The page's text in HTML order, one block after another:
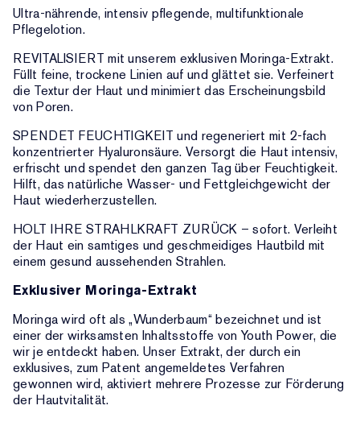
Ultra-nährende, intensiv pflegende, multifunktionale
Pflegelotion.
REVITALISIERT mit unserem exklusiven Moringa-Extrakt.
Füllt feine, trockene Linien auf und glättet sie. Verfeinert
die Textur der Haut und minimiert das Erscheinungsbild
von Poren.
SPENDET FEUCHTIGKEIT und regeneriert mit 2-fach
konzentrierter Hyaluronsäure. Versorgt die Haut intensiv,
erfrischt und spendet den ganzen Tag über Feuchtigkeit.
Hilft, das natürliche Wasser- und Fettgleichgewicht der
Haut wiederherzustellen.
HOLT IHRE STRAHLKRAFT ZURÜCK – sofort. Verleiht
der Haut ein samtiges und geschmeidiges Hautbild mit
einem gesund aussehenden Strahlen.
Exklusiver Moringa-Extrakt
Moringa wird oft als „Wunderbaum“ bezeichnet und ist
einer der wirksamsten Inhaltsstoffe von Youth Power, die
wir je entdeckt haben. Unser Extrakt, der durch ein
exklusives, zum Patent angemeldetes Verfahren
gewonnen wird, aktiviert mehrere Prozesse zur Förderung
der Hautvitalität.